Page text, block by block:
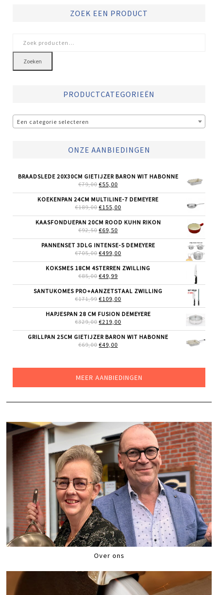
ZOEK EEN PRODUCT
naar:
Zoeken
PRODUCTCATEGORIEËN
Een categorie selecteren
ONZE AANBIEDINGEN
BRAADSLEDE 20X30CM GIETIJZER BARON WIT HABONNE
€79,00 OORSPRONKELIJKE
WAS:
€79,00.
€55,00
IS:
€55,00.
KOEKENPAN 24CM MULTILINE-7 DEMEYERE
€189,00 OORSPRONKELIJKE
WAS:
€189,00.
€155,00
IS:
KAASFONDUEPAN 20CM ROOD KUHN RIKON
€92,50 OORSPRONKELIJKE
WAS:
€92,50.
€69,50
IS:
€69,50.
PANNENSET 3DLG INTENSE-5 DEMEYERE
€705,00 OORSPRONKELIJKE
WAS:
€705,00.
€499,00
IS:
KOKSMES 18CM 4STERREN ZWILLING
€85,00 OORSPRONKELIJKE
WAS:
€85,00.
€49,99
IS:
€49,99.
SANTUKOMES PRO+AANZETSTAAL ZWILLING
€171,99 OORSPRONKELIJKE
WAS:
€171,99.
€109,00
IS:
HAPJESPAN 28 CM FUSION DEMEYERE
€329,00 OORSPRONKELIJKE
WAS:
€329,00.
€219,00
IS:
GRILLPAN 25CM GIETIJZER BARON WIT HABONNE
€69,00 OORSPRONKELIJKE
€49,00
MEER AANBIEDINGEN
Over ons